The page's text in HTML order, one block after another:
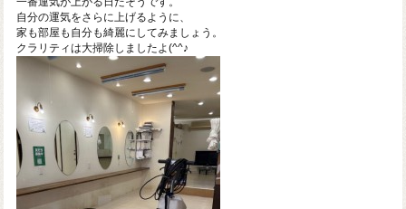
自分の運気をさらに上げるように、
家も部屋も自分も綺麗にしてみましょう。
クラリティは大掃除しましたよ(^^♪